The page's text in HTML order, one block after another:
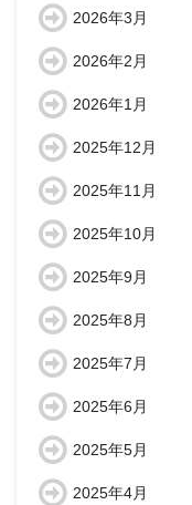
2026年3月
2026年2月
2026年1月
2025年12月
2025年11月
2025年10月
2025年9月
2025年8月
2025年7月
2025年6月
2025年5月
2025年4月